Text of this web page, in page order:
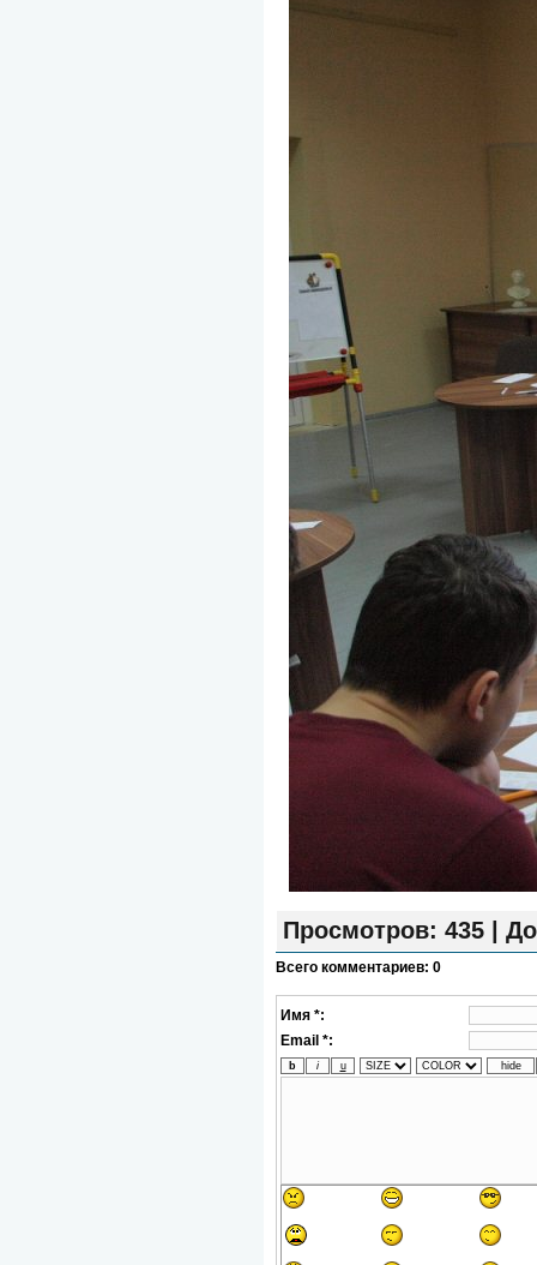
Просмотров: 435 |
Всего комментариев: 0
Имя *:
Email *: